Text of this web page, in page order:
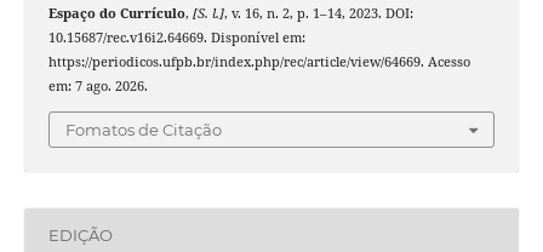
Espaço do Currículo, [S. l.], v. 16, n. 2, p. 1–14, 2023. DOI:
10.15687/rec.v16i2.64669. Disponível em:
https://periodicos.ufpb.br/index.php/rec/article/view/64669. Acesso
em: 7 ago. 2026.
Fomatos de Citação
EDIÇÃO